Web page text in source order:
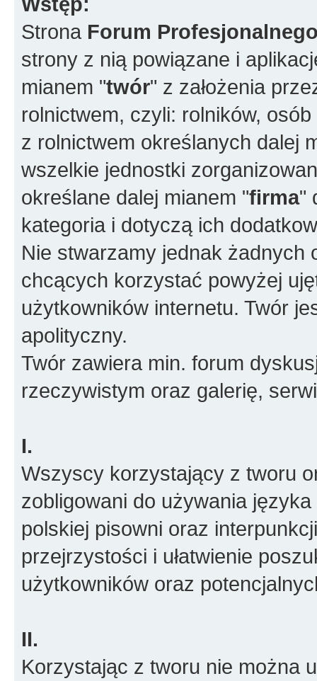
Strona Forum
strony z nią powiązane i
mianem "twór" z założenia
rolnictwem, czyli: rolników,
z rolnictwem określanych dalej
wszelkie jednostki
określane dalej mianem "firma"
kategoria i dotyczą ich
Nie stwarzamy jednak żadnych
chcących korzystać powyżej
użytkowników internetu. Twór
apolityczny.
Twór zawiera min. forum
rzeczywistym oraz galerię,
I.
Wszyscy korzystający z tworu
zobligowani do używania
polskiej pisowni oraz
przejrzystości i ułatwienie
użytkowników oraz
II.
Korzystając z tworu nie można